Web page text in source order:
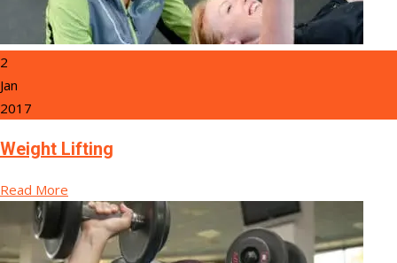
2
Jan
2017
Weight Lifting
Read More